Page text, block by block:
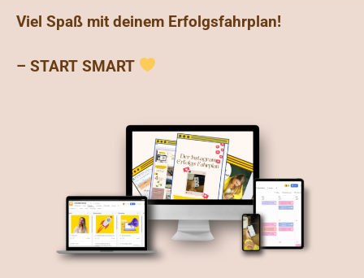
Viel Spaß mit deinem Erfolgsfahrplan!
– START SMART